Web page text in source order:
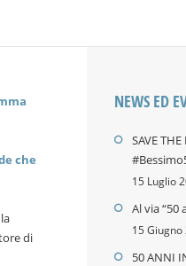
che
di
NEWS ED
SAVE
15 Luglio
Al via “50
15 Giugno
50 ANNI